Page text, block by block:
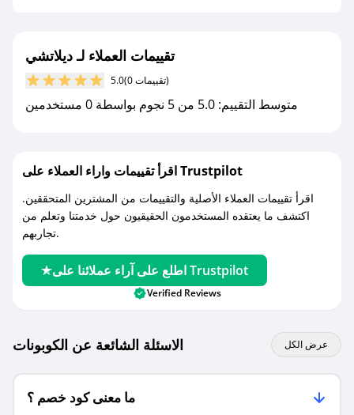
مع صحصح، تسوق بذكاء ووفّر على كل مشترياتك مع
تقييمات العملاء لـ ديلاتشي
5.0 (0 تقييمات)
متوسط التقييم: 5.0 من 5 نجوم بواسطة 0 مستخدمين
اقرأ تقييمات واراء العملاء على Trustpilot
اقرأ تقييمات العملاء الأصلية والتقييمات من المشترين المتحققين.
اكتشف ما يعتقده المستخدمون الحقيقيون حول خدمتنا وتعلم من
تجاربهم.
اطلع على آراء عملائنا على Trustpilot
Verified Reviews
الاسئلة الشائعة عن الكوبونات عرض الكل
ما معنى كود خصم ؟